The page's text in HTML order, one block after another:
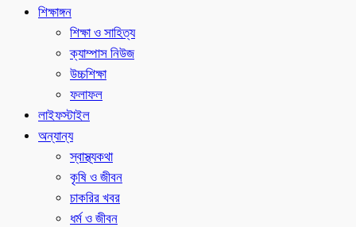
শিক্ষাঙ্গন
শিক্ষা ও সাহিত্য
ক্যাম্পাস নিউজ
উচ্চশিক্ষা
ফলাফল
লাইফস্টাইল
অন্যান্য
স্বাস্থ্যকথা
কৃষি ও জীবন
চাকরির খবর
ধর্ম ও জীবন